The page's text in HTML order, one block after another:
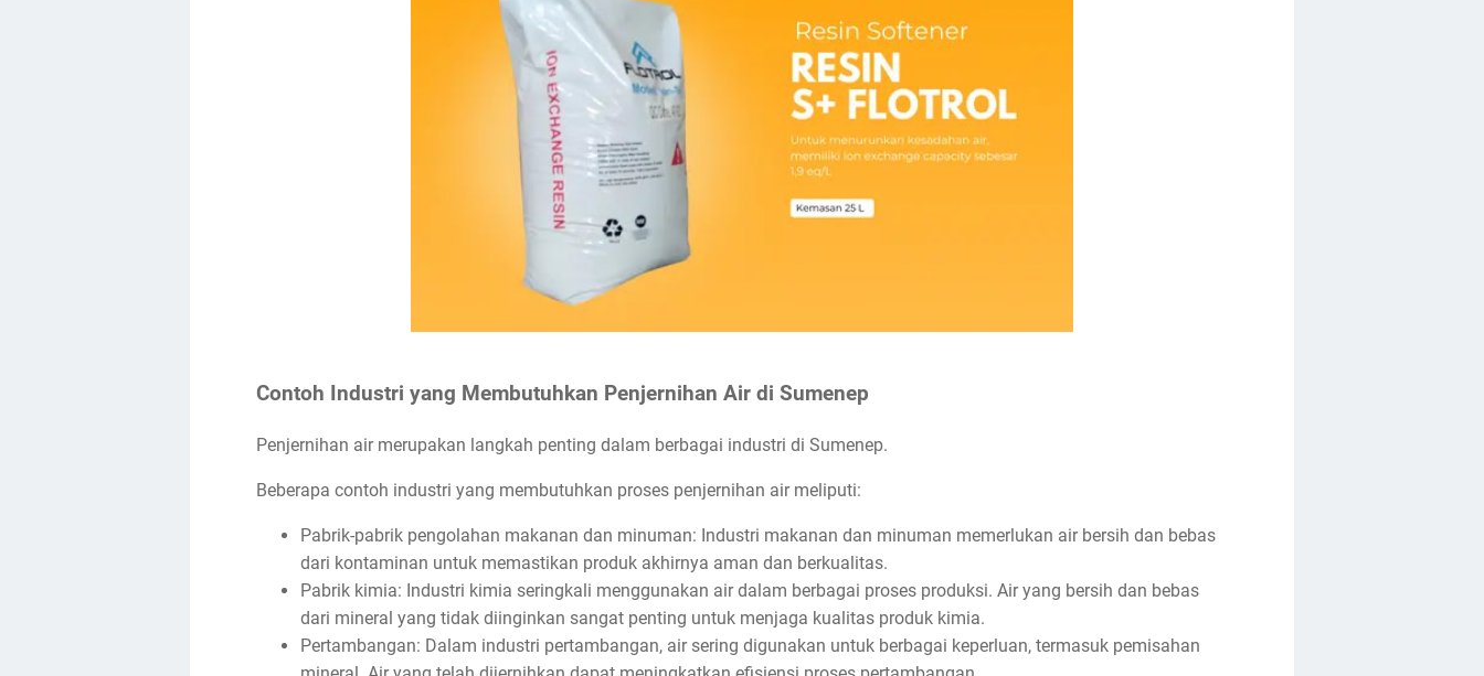
Contoh Industri yang Membutuhkan Penjernihan Air di Sumenep
Penjernihan air merupakan langkah penting dalam berbagai industri di Sumenep.
Beberapa contoh industri yang membutuhkan proses penjernihan air meliputi:
Pabrik-pabrik pengolahan makanan dan minuman: Industri makanan dan minuman memerlukan air bersih dan bebas
dari kontaminan untuk memastikan produk akhirnya aman dan berkualitas.
Pabrik kimia: Industri kimia seringkali menggunakan air dalam berbagai proses produksi. Air yang bersih dan bebas
dari mineral yang tidak diinginkan sangat penting untuk menjaga kualitas produk kimia.
Pertambangan: Dalam industri pertambangan, air sering digunakan untuk berbagai keperluan, termasuk pemisahan